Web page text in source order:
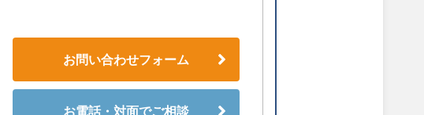
お問い合わせフォーム
お電話・対面でご相談